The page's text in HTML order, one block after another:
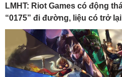
LMHT: Riot Games có động
“0175” đi đường, liệu có trở